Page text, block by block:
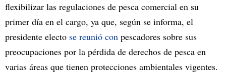
flexibilizar las regulaciones de pesca comercial en su
primer día en el cargo, ya que, según se informa, el
presidente electo se reunió con pescadores sobre sus
preocupaciones por la pérdida de derechos de pesca en
varias áreas que tienen protecciones ambientales vigentes.